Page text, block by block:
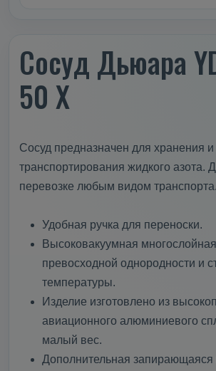
Сосуд Дьюара
50 X
Сосуд предназначен для хранения и
транспортирования жидкого азота.
перевозке любым видом транспорта.
Удобная ручка для переноски.
Высоковакуумная
превосходной однородности и
температуры.
Изделие изготовлено из
авиационного алюминиевого
малый вес.
Дополнительная